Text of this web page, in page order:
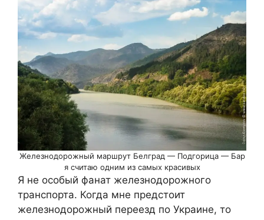
Железнодорожный маршрут Белград — Подгорица — Бар
я считаю одним из самых красивых
Я не особый фанат железнодорожного
транспорта. Когда мне предстоит
железнодорожный переезд по Украине, то